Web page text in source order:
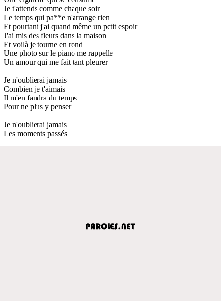
Je t'attends comme chaque soir
Le temps qui pa**e n'arrange rien
Et pourtant j'ai quand même un petit espoir
J'ai mis des fleurs dans la maison
Et voilà je tourne en rond
Une photo sur le piano me rappelle
Un amour qui me fait tant pleurer
Je n'oublierai jamais
Combien je t'aimais
Il m'en faudra du temps
Pour ne plus y penser
Je n'oublierai jamais
Les moments passés